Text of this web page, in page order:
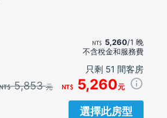
5,260/1 晚
不含稅金和服務費
只剩 51 間客房
5,853元 5,260元
選擇此房型